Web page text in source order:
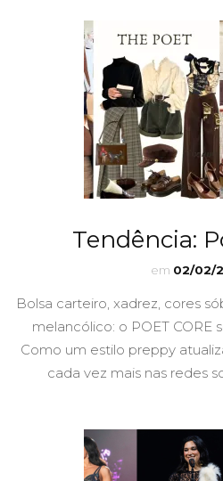
Tendência:
em 02/02/
Bolsa carteiro, xadrez, cores
melancólico: o POET CORE
Como um estilo preppy
cada vez mais nas redes